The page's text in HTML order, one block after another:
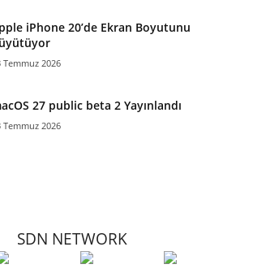
iPhone 20’de Ekran Boyutunu
Temmuz 2026
27 public beta 2 Yayınlandı
Temmuz 2026
SDN NETWORK